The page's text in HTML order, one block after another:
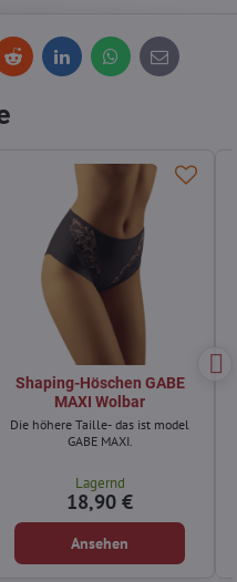
Reddit LinkedInWhatsApp
E-
mail
Shaping-Höschen GABE
MAXI Wolbar
Die höhere Taille- das ist model
GABE MAXI.
Lagernd
18,90 €
Ansehen